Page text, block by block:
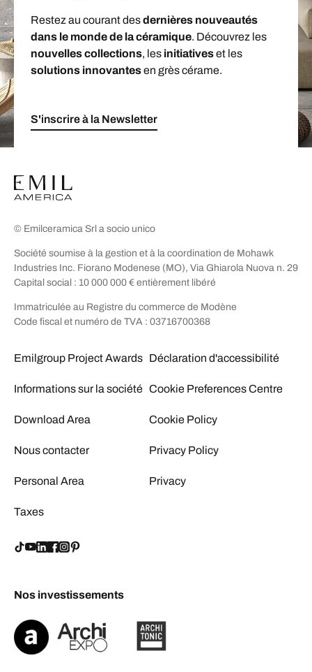
Restez au courant desdernières nouveautés
dans le monde de la céramique. Découvrez les
nouvelles collections, les initiativeset les
solutions innovantesen grès cérame.
S'inscrire à la Newsletter
© Emilceramica Srl a socio unico
Société soumise à la gestion et à la coordination de Mohawk
Industries Inc. Fiorano Modenese (MO), Via Ghiarola Nuova n. 29
Capital social : 10 000 000 € entièrement libéré
Immatriculée au Registre du commerce de Modène
Code fiscal et numéro de TVA : 03716700368
Emilgroup Project Awards
Informations sur la société
Download Area
Nous contacter
Personal Area
Taxes
Déclaration d'accessibilité
Cookie Preferences Centre
Cookie Policy
Privacy Policy
Privacy
Nos investissements